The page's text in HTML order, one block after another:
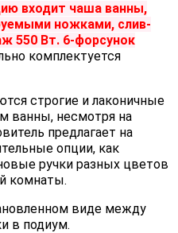
входит чаша ванны,
ножками, слив-
550 Вт. 6-форсунок
комплектуется
строгие и лаконичные
ванны, несмотря на
предлагает на
опции, как
ручки разных цветов
комнаты.
виде между
в подиум.